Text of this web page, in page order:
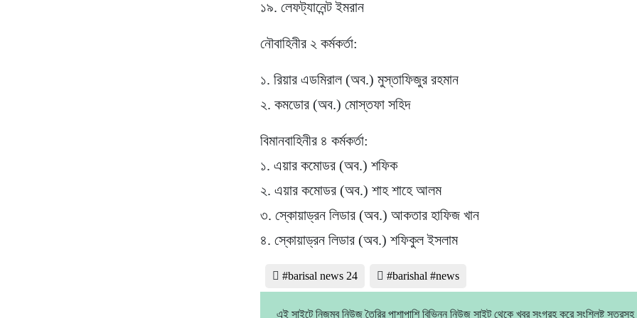
১৯. লেফট্যানেন্ট ইমরান
নৌবাহিনীর ২ কর্মকর্তা:
১. রিয়ার এডমিরাল (অব.) মুস্তাফিজুর রহমান
২. কমডোর (অব.) মোস্তফা সহিদ
বিমানবাহিনীর ৪ কর্মকর্তা:
১. এয়ার কমোডর (অব.) শফিক
২. এয়ার কমোডর (অব.) শাহ শাহে আলম
৩. স্কোয়াড্রন লিডার (অব.) আকতার হাফিজ খান
৪. স্কোয়াড্রন লিডার (অব.) শফিকুল ইসলাম
#barisal news 24 #barishal #news
এই সাইটে নিজম্ব নিউজ তৈরির পাশাপাশি বিভিন্ন নিউজ সাইট থেকে খবর সংগ্রহ করে সংশ্লিষ্ট